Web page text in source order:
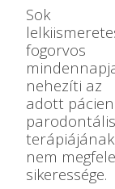
Sok
fogorvos
nehezíti az
adott
parodontális
terápiájának
nem
sikeressége.